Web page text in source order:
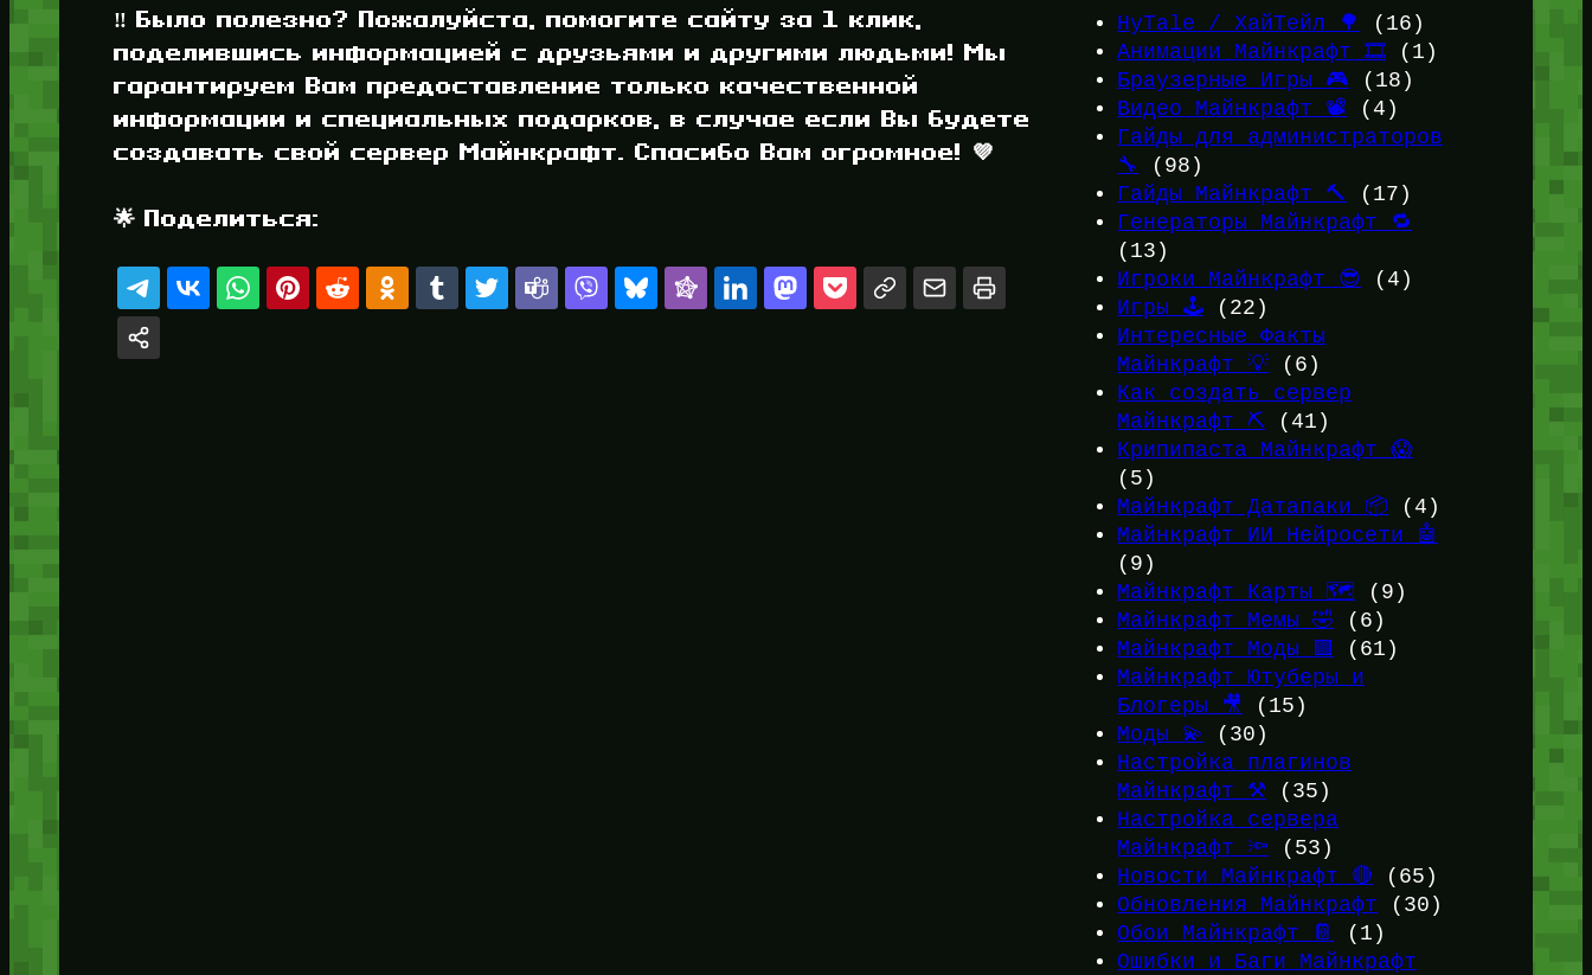
‼️ Было полезно? Пожалуйста, помогите сайту за 1 клик,
поделившись информацией с друзьями и другими людьми! Мы
гарантируем Вам предоставление только качественной
информации и специальных подарков, в случае если Вы будете
создавать свой сервер Майнкрафт. Спасибо Вам огромное! 💜
🌟 Поделиться:
HyTale / ХайТейл 🌳
(16)
Анимации Майнкрафт 🎞️ (1)
Браузерные Игры 🎮 (18)
Видео Майнкрафт 📽️ (4)
Гайды для администраторов
🔧
(98)
Гайды Майнкрафт 🔨
(17)
Генераторы Майнкрафт 🔁
(13)
Игроки Майнкрафт 😎 (4)
Игры 🕹️ (22)
Интересные Факты
Майнкрафт 💡 (6)
Как создать сервер
Майнкрафт ⛏️ (41)
Крипипаста Майнкрафт 😱
(5)
Майнкрафт Датапаки 📦 (4)
Майнкрафт ИИ Нейросети 🤖
(9)
Майнкрафт Карты 🗺️ (9)
Майнкрафт Мемы 🤣 (6)
Майнкрафт Моды 🟩
(61)
Майнкрафт Ютуберы и
Блогеры 🎥
(15)
Моды 💫
(30)
Настройка плагинов
Майнкрафт ⚒️ (35)
Настройка сервера
Майнкрафт 🔦 (53)
Новости Майнкрафт 🔴 (65)
Обновления Майнкрафт (30)
Обои Майнкрафт 📔
(1)
Ошибки и Баги Майнкрафт